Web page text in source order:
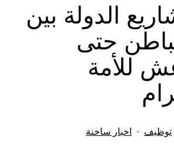
الدولة بين
حتى
للأمة
توظيف
مصنف
اخبار ساخنة